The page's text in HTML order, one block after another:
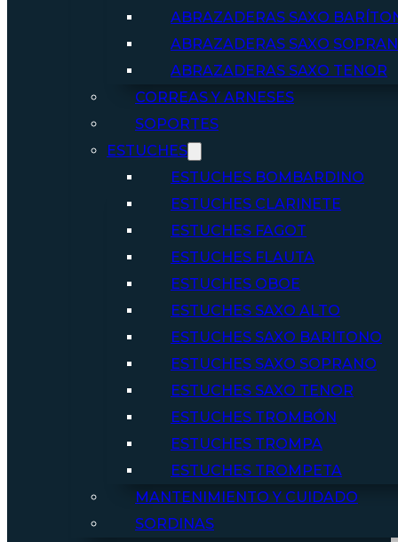
ABRAZADERAS SAXO
ABRAZADERAS SAXO
ABRAZADERAS SAXO TENOR
CORREAS Y ARNESES
SOPORTES
ESTUCHES
ESTUCHES BOMBARDINO
ESTUCHES CLARINETE
ESTUCHES FAGOT
ESTUCHES FLAUTA
ESTUCHES OBOE
ESTUCHES SAXO ALTO
ESTUCHES SAXO BARITONO
ESTUCHES SAXO SOPRANO
ESTUCHES SAXO TENOR
ESTUCHES TROMBÓN
ESTUCHES TROMPA
ESTUCHES TROMPETA
MANTENIMIENTO Y CUIDADO
SORDINAS